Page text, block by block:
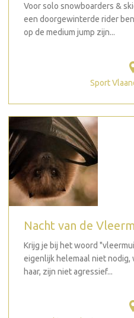
Voor solo snowboarders &
een doorgewinterde rider
op de medium jump zijn...
Sport
Nacht van de
Krijg je bij het woord
eigenlijk helemaal niet nodig,
haar, zijn niet agressief...